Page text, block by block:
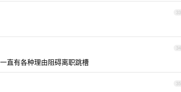
33
34
直有各种理由阻碍离职跳槽
35